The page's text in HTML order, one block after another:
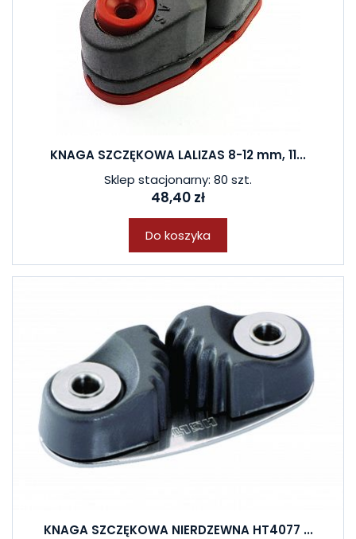
KNAGA SZCZĘKOWA LALIZAS 8-12 mm, 11...
Sklep stacjonarny: 80 szt.
48,40 zł
Do koszyka
KNAGA SZCZĘKOWA NIERDZEWNA HT4077 ...